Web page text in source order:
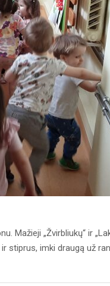
Mažieji „Žvirbliukų“ ir
stiprus, imki draugą už